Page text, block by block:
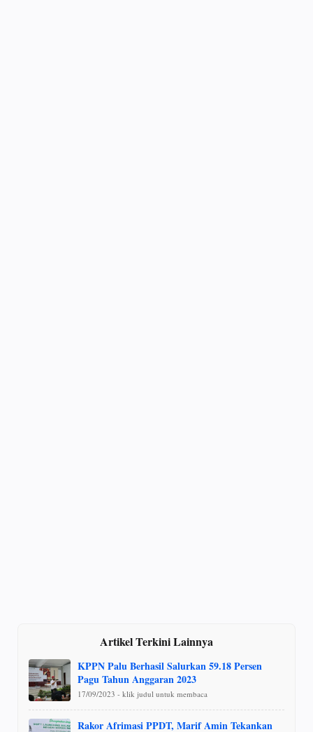
Artikel Terkini Lainnya
KPPN Palu Berhasil Salurkan 59.18 Persen
Pagu Tahun Anggaran 2023
17/09/2023 - klik judul untuk membaca
Rakor Afrimasi PPDT, Marif Amin Tekankan